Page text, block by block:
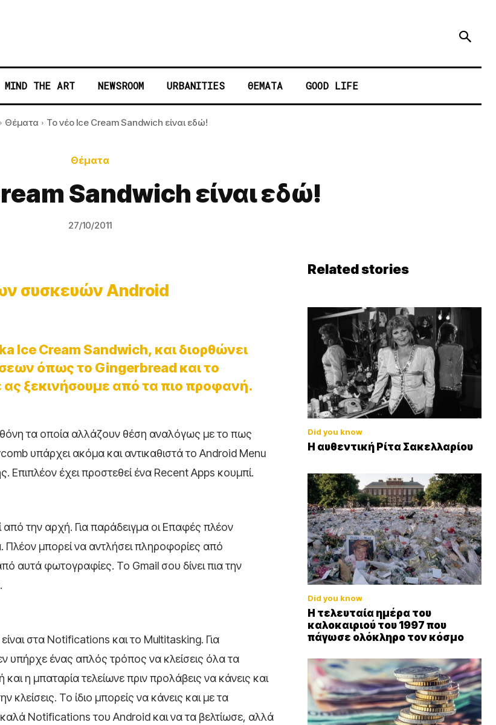
MIND THE ART NEWSROOM URBANITIES ΘΕΜΑΤΑ GOOD LIFE
Θέματα To νέο Ice Cream Sandwich είναι εδώ!
Θέματα
Sandwich είναι εδώ!
27/10/2011
συσκευών Android
Ice Cream Sandwich, και διορθώνει
όπως το Gingerbread και το
ας ξεκινήσουμε από τα πιο προφανή.
τα οποία αλλάζουν θέση αναλόγως με το πως
υπάρχει ακόμα και αντικαθιστά το Android Menu
έχει προστεθεί ένα Recent Apps κουμπί.
την αρχή. Για παράδειγμα οι Επαφές πλέον
μπορεί να αντλήσει πληροφορίες από
αυτά φωτογραφίες. Το Gmail σου δίνει πια την
στα Notifications και το Multitasking. Για
υπήρχε ένας απλός τρόπος να κλείσεις όλα τα
η μπαταρία τελείωνε πριν προλάβεις να κάνεις και
Το ίδιο μπορείς να κάνεις και με τα
Notifications του Android και να τα βελτίωσε, αλλά
Related stories
Did you know
Η αυθεντική Ρίτα Σακελλαρίου
Did you know
Η τελευταία ημέρα του
καλοκαιριού του 1997 που
πάγωσε ολόκληρο τον κόσμο